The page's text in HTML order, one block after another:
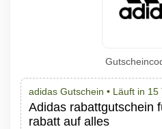
adidas Gutschein • Läuft in 15
Adidas rabattgutschein
rabatt auf alles